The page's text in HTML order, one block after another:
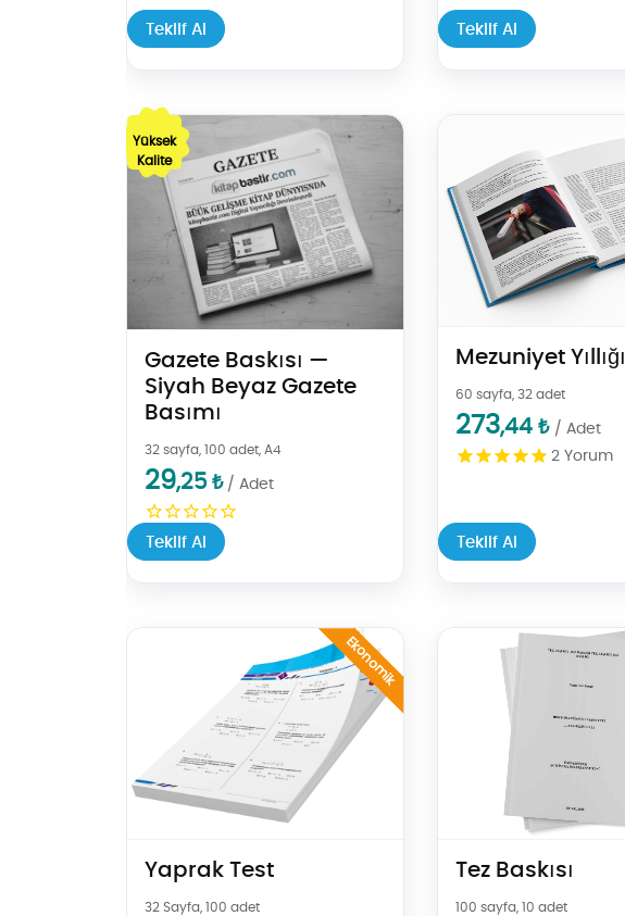
Teklif Al Teklif Al
Yüksek
Kalite
Gazete Baskısı —
Siyah Beyaz Gazete
Basımı
32 sayfa, 100 adet, A4
29,25 ₺ / Adet
Teklif Al
Teklif Al Gazete Baskısı — Siyah Beyaz Gazete Basımı
Mezuniyet Yıllığı
60 sayfa, 32 adet
273,44 ₺ / Adet
2Yorum
Teklif Al
Ekonomik
Yaprak Test
32 Sayfa, 100 adet
Teklif Al Yaprak Test
Tez Baskısı
100 sayfa, 10 adet
Teklif Al Tez Baskısı